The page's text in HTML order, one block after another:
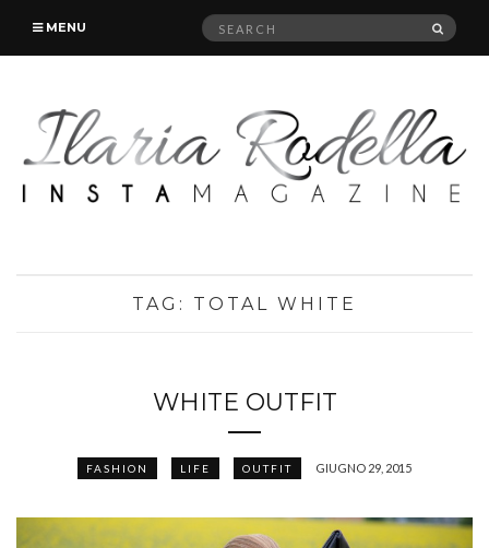
MENU
Search
TAG: TOTAL WHITE
WHITE OUTFIT
FASHION LIFE OUTFIT GIUGNO 29, 2015